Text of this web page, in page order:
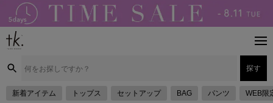
探す
新着アイテム トップス セットアップ BAG パンツ WEB限